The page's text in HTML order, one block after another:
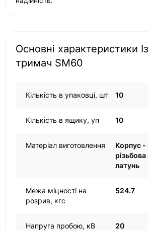
Основні характеристики
тримач SM60
Кількість в упаковці, шт 10
Кількість в ящику, уп 10
Матеріал виготовлення
Корпус -
латунь
Межа міцності на
розрив, кгс
524.7
Напруга пробою, кВ 20